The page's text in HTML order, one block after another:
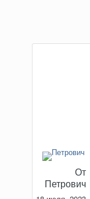
От
Петрович